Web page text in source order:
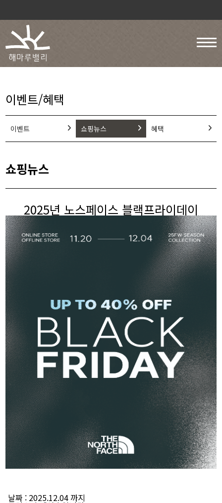
이벤트/혜택
이벤트 쇼핑뉴스 혜택
쇼핑뉴스
2025년 노스페이스 블랙프라이데이
날짜 : 2025.12.04 까지